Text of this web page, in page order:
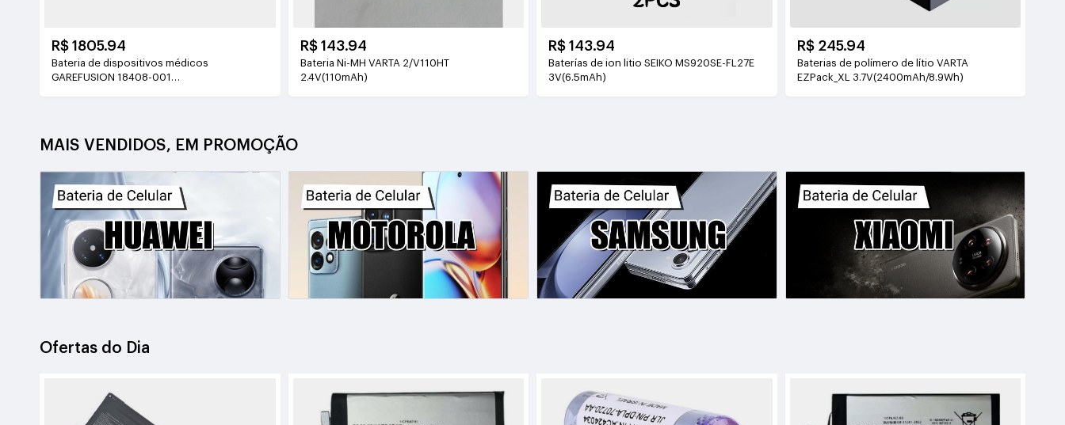
R$ 1805.94
Bateria de dispositivos médicos
GAREFUSION 18408-001
R$ 143.94
Bateria Ni-MH VARTA 2/V110HT
2.4V(110mAh)
R$ 143.94
Baterías de ion litio SEIKO MS920SE-FL27E
3V(6.5mAh)
R$ 245.94
Baterias de polímero de lítio VARTA
EZPack_XL 3.7V(2400mAh/8.9Wh)
MAIS VENDIDOS, EM PROMOÇÃO
Ofertas do Dia